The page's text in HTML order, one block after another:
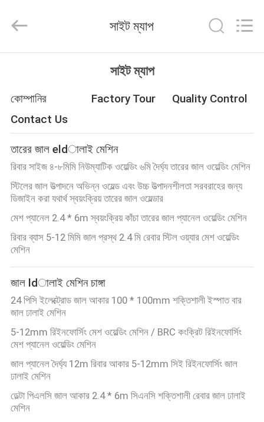
পণ্য
ভিআর
শো
আমাদের
সম্পর্কে
কারখানা
ভ্রমণ
মান
নিয়ন্ত্রণ
যোগাযোগ
করুন
Mesh
Products
All
সাইট ম্যাপ
সাইট ম্যাপ
কোম্পানির Factory Tour
Quality Control
Contact Us
তারের জাল eldালাই মেশিন
রিবার সাইজ ৪-৮মিমি নিউম্যাটিক ওয়েল্ডিং ৬মি দৈর্ঘ্য তারের জাল ওয়েল্ডিং মেশিন
স্টিলের জাল উত্পাদনে অভিন্ন ওয়েল্ড এবং উচ্চ উত্পাদনশীলতা সরবরাহের জন্য
ডিজাইন করা যথার্থ স্বয়ংক্রিয় তারের জাল ওয়েল্ডার
মেশ প্যানেল 2.4 * 6m স্বয়ংক্রিয় কাঁচা তারের জাল প্যানেল ওয়েল্ডিং মেশিন
রিবার ব্যাস 5-12 মিমি জাল প্রস্থ 2.4 মি রেবার স্টিল ওয়্যার মেশ ওয়েল্ডিং
মেশিন
জাল ldালাই মেশিন চাঙ্গা
24 পিসি ইলেক্ট্রোড জাল আকার 100 * 100mm শক্তিশালী ইস্পাত বার
জাল ঢালাই মেশিন
5-12mm রিইনফোর্সিং মেশ ওয়েল্ডিং মেশিন / BRC কংক্রিট রিইনফোর্সিং
মেশ প্যানেল ওয়েল্ডিং মেশিন
জাল প্যানেল দৈর্ঘ্য 12m রিবার আকার 5-12mm সিই রিইনফোর্সিং জাল
ঢালাই মেশিন
ডেল্টা পিএলসি জাল আকার 2.4 * 6m সিএনসি শক্তিশালী রেবার জাল ঢালাই
মেশিন